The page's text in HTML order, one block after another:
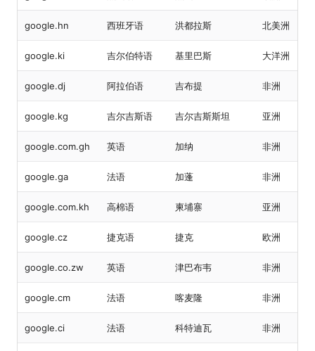
google.hn 西班牙语 洪都拉斯 北美洲
google.ki 吉尔伯特语 基里巴斯 大洋洲
google.dj 阿拉伯语 吉布提 非洲
google.kg 吉尔吉斯语 吉尔吉斯斯坦 亚洲
google.com.gh 英语 加纳 非洲
google.ga 法语 加蓬 非洲
google.com.kh 高棉语 柬埔寨 亚洲
google.cz 捷克语 捷克 欧洲
google.co.zw 英语 津巴布韦 非洲
google.cm 法语 喀麦隆 非洲
google.ci 法语 科特迪瓦 非洲